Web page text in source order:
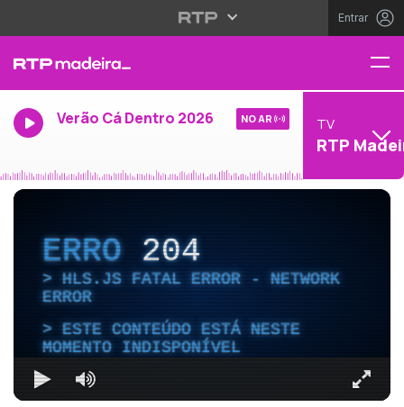
Entrar
Verão Cá Dentro 2026 NO AR TV
RTP
ERRO204
HLS.JS FATAL ERROR - NETWORK
ERROR
ESTE CONTEÚDO ESTÁ NESTE
MOMENTO INDISPONÍVEL